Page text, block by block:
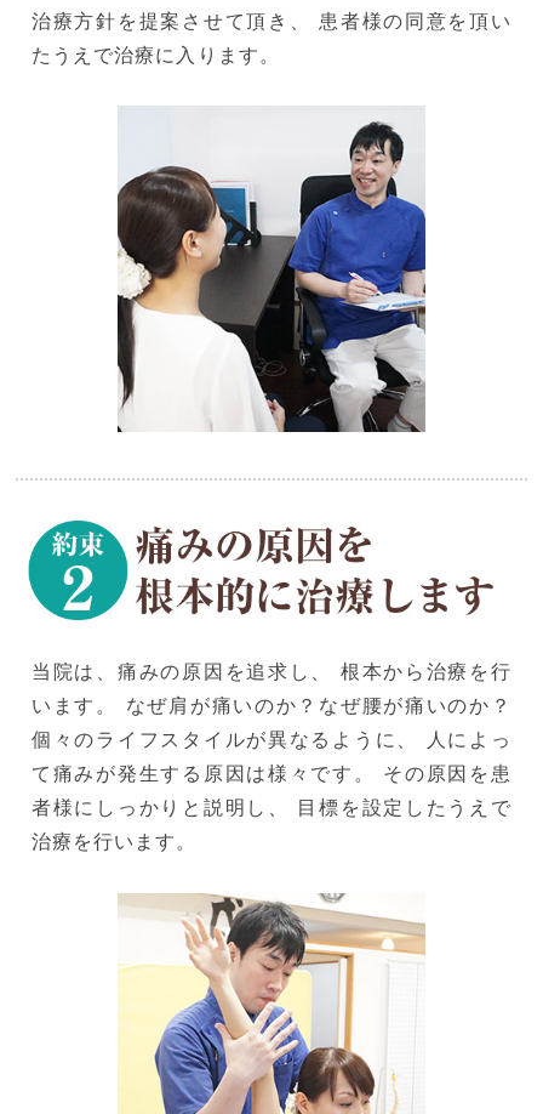
治療方針を提案させて頂き、 患者様の同意を頂い
たうえで治療に入ります。
当院は、痛みの原因を追求し、 根本から治療を行
います。 なぜ肩が痛いのか？なぜ腰が痛いのか？
個々のライフスタイルが異なるように、 人によっ
て痛みが発生する原因は様々です。 その原因を患
者様にしっかりと説明し、 目標を設定したうえで
治療を行います。